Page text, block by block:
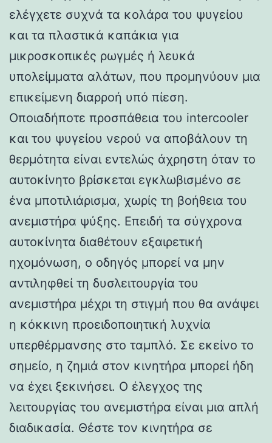
ελέγχετε συχνά τα κολάρα του ψυγείου
και τα πλαστικά καπάκια για
μικροσκοπικές ρωγμές ή λευκά
υπολείμματα αλάτων, που προμηνύουν μια
επικείμενη διαρροή υπό πίεση.
Οποιαδήποτε προσπάθεια του intercooler
και του ψυγείου νερού να αποβάλουν τη
θερμότητα είναι εντελώς άχρηστη όταν το
αυτοκίνητο βρίσκεται εγκλωβισμένο σε
ένα μποτιλιάρισμα, χωρίς τη βοήθεια του
ανεμιστήρα ψύξης. Επειδή τα σύγχρονα
αυτοκίνητα διαθέτουν εξαιρετική
ηχομόνωση, ο οδηγός μπορεί να μην
αντιληφθεί τη δυσλειτουργία του
ανεμιστήρα μέχρι τη στιγμή που θα ανάψει
η κόκκινη προειδοποιητική λυχνία
υπερθέρμανσης στο ταμπλό. Σε εκείνο το
σημείο, η ζημιά στον κινητήρα μπορεί ήδη
να έχει ξεκινήσει. Ο έλεγχος της
λειτουργίας του ανεμιστήρα είναι μια απλή
διαδικασία. Θέστε τον κινητήρα σε